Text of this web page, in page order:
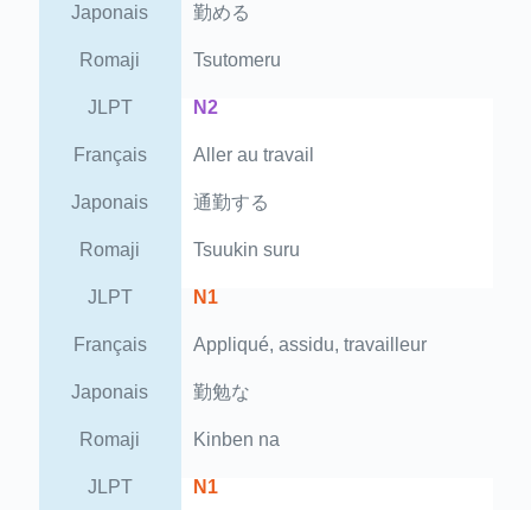
Japonais 勤める
Romaji Tsutomeru
JLPT N2
Français Aller au travail
Japonais 通勤する
Romaji Tsuukin suru
JLPT N1
Français Appliqué, assidu, travailleur
Japonais 勤勉な
Romaji Kinben na
JLPT N1